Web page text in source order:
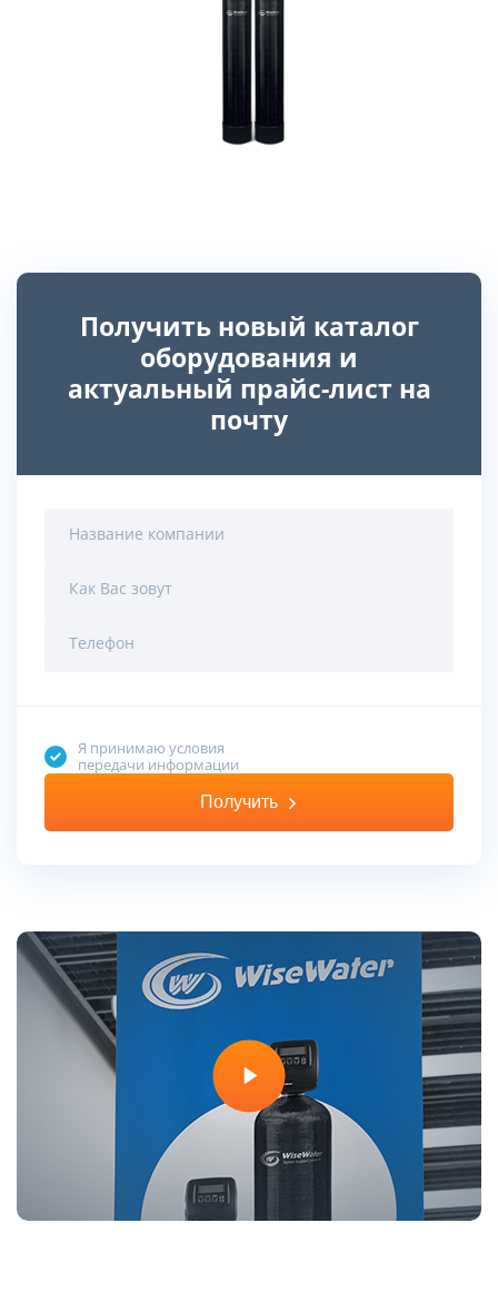
Получить новый каталог
оборудования и
актуальный прайс-лист на
почту
Название компании
Как Вас зовут
Телефон
Я принимаю условия
передачи информации
Получить